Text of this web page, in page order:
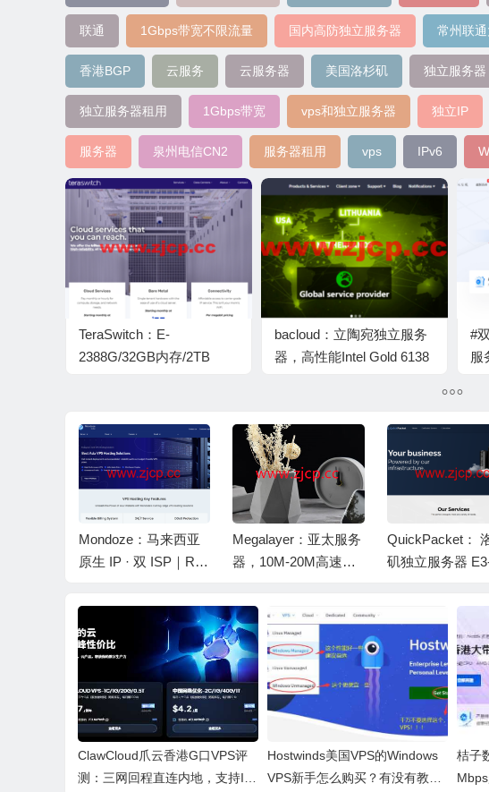
联通 1Gbps带宽不限流量 国内高防独立服务器 常州联
香港BGP 云服务 云服务器 美国洛杉矶 独立服务器
独立服务器租用 1Gbps带宽 vps和独立服务器 独立IP
服务器 泉州电信CN2 服务器租用 vps IPv6
TeraSwitch：E-
2388G/32GB内存/2TB
月，可选日本/香港/新加坡/
韩国/美国/欧洲等机房
bacloud：立陶宛独立服务
器，高性能Intel Gold 6138
线程，117€/月
#
服
Mondoze：马来西亚
原生 IP · 双 ISP｜Ryz
Ultra VPS｜不限流量
· Linux/Windows 可选
· 支持加密货币
Megalayer：亚太服务
器，10M-20M高速优
量，月付$57起，香
港/新加坡机房
QuickPacket：
矶独立服务器
带宽 $30 / 月
ClawCloud爪云香港G口VPS评
测：三网回程直连内地，支持IPv
Hostwinds美国VPS的Windows
VPS新手怎么购买？有没有教程
桔子